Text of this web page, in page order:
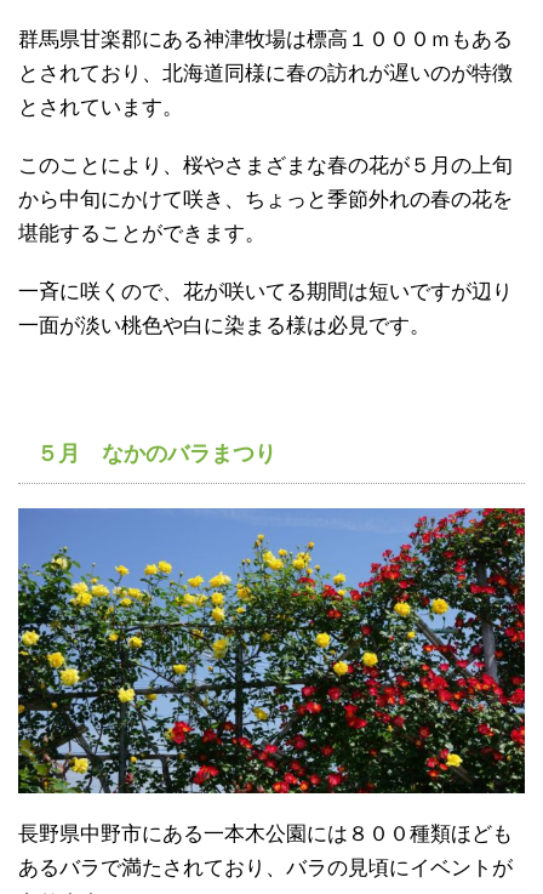
群馬県甘楽郡にある神津牧場は標高１０００ｍもある
とされており、北海道同様に春の訪れが遅いのが特徴
とされています。
このことにより、桜やさまざまな春の花が５月の上旬
から中旬にかけて咲き、ちょっと季節外れの春の花を
堪能することができます。
一斉に咲くので、花が咲いてる期間は短いですが辺り
一面が淡い桃色や白に染まる様は必見です。
５月 なかのバラまつり
長野県中野市にある一本木公園には８００種類ほども
あるバラで満たされており、バラの見頃にイベントが